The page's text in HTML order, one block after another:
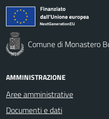
Comune di Monastero
AMMINISTRAZIONE
Aree amministrative
Documenti e dati